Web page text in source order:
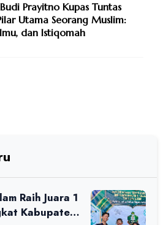
Prayitno Kupas Tuntas
Utama Seorang Muslim:
dan Istiqomah
Raih Juara 1
Kabupaten